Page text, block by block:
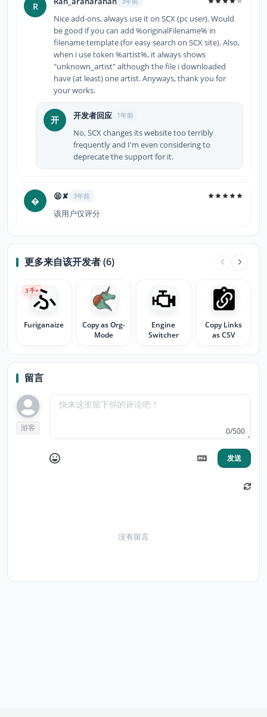
R
Nice add-ons, always use it on SCX (pc user). Would
be good if you can add %originalFilename% in
filename template (for easy search on SCX site). Also,
when i use token %artist%, it always shows
"unknown_artist" although the file i downloaded
have (at least) one artist. Anyways, thank you for
your works.
开 开发者回应 1年前
No, SCX changes its website too terribly
frequently and I'm even considering to
deprecate the support for it.
 😫✘ 3年前
该用户仅评分
更多来自该开发者 (6)
Furiganaize
3千+
Copy as Org-
Mode
Engine
Switcher
Copy Links
as CSV
留言
游客 0/500
发送
没有留言